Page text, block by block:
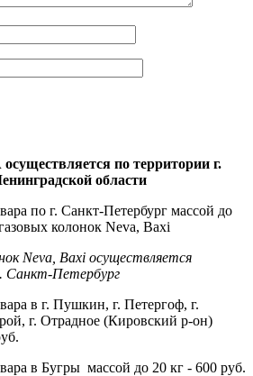
по территории г.
области
по г. Санкт-Петербург массой до
колонок Neva, Baxi
Neva, Baxi осуществляется
Санкт-Петербург
в г. Пушкин, г. Петергоф, г.
г. Отрадное (Кировский р-он)
в Бугры массой до 20 кг - 600 руб.